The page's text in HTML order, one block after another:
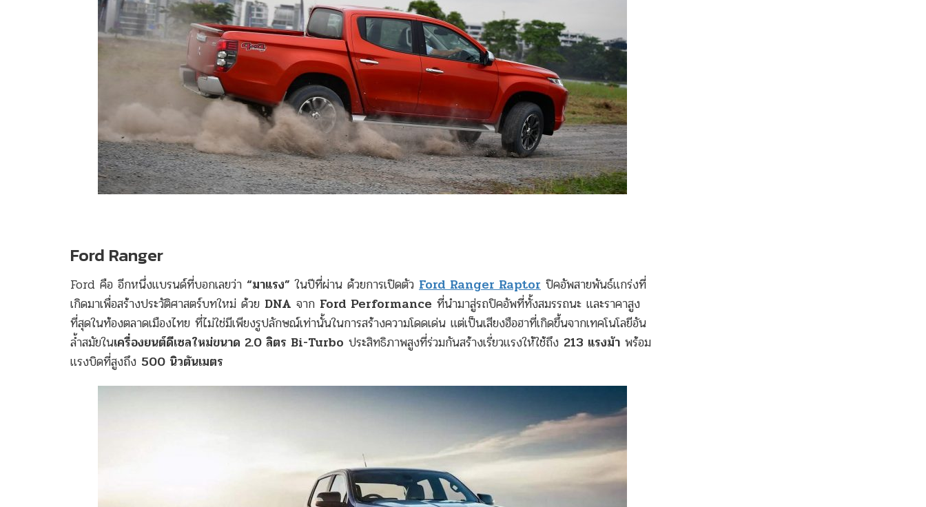
Ford Ranger
Ford คือ อีกหนึ่งแบรนด์ที่บอกเลยว่า “มาแรง” ในปีที่ผ่าน ด้วยการเปิดตัว Ford Ranger Raptor ปิคอัพสายพันธ์แกร่งที่
เกิดมาเพื่อสร้างประวัติศาสตร์บทใหม่ ด้วย DNA จาก Ford Performance ที่นำมาสู่รถปิคอัพที่ทั้งสมรรถนะ และราคาสูง
ที่สุดในท้องตลาดเมืองไทย ที่ไม่ใช่มีเพียงรูปลักษณ์เท่านั้นในการสร้างความโดดเด่น แต่เป็นเสียงฮือฮาที่เกิดขึ้นจากเทคโนโลยีอัน
ล้ำสมัยในเครื่องยนต์ดีเซลใหม่ขนาด 2.0 ลิตร Bi-Turbo ประสิทธิภาพสูงที่ร่วมกันสร้างเรี่ยวแรงให้ใช้ถึง 213 แรงม้า พร้อม
แรงบิดที่สูงถึง 500 นิวตันเมตร